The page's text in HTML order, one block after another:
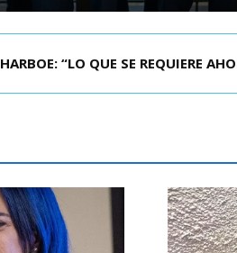
BIMINISTRO MAS POR IPC: “LA